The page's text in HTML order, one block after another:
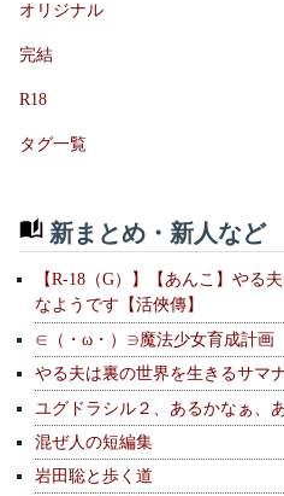
オリジナル
完結
R18
タグ一覧
新まとめ・新人など
【R-18（G）】【あんこ】やる
なようです【活俠傳】
∈（・ω・）∋魔法少女育成計画
やる夫は裏の世界を生きるサマ
ユグドラシル２、あるかなぁ、
混ぜ人の短編集
岩田聡と歩く道